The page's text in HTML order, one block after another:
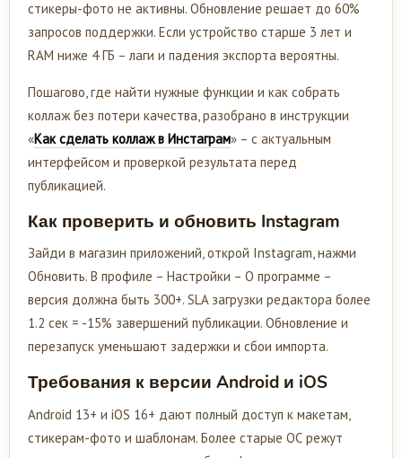
стикеры-фото не активны. Обновление решает до 60%
запросов поддержки. Если устройство старше 3 лет и
RAM ниже 4 ГБ – лаги и падения экспорта вероятны.
Пошагово, где найти нужные функции и как собрать
коллаж без потери качества, разобрано в инструкции
«Как сделать коллаж в Инстаграм» – с актуальным
интерфейсом и проверкой результата перед
публикацией.
Как проверить и обновить Instagram
Зайди в магазин приложений, открой Instagram, нажми
Обновить. В профиле – Настройки – О программе –
версия должна быть 300+. SLA загрузки редактора более
1.2 сек = -15% завершений публикации. Обновление и
перезапуск уменьшают задержки и сбои импорта.
Требования к версии Android и iOS
Android 13+ и iOS 16+ дают полный доступ к макетам,
стикерам-фото и шаблонам. Более старые ОС режут